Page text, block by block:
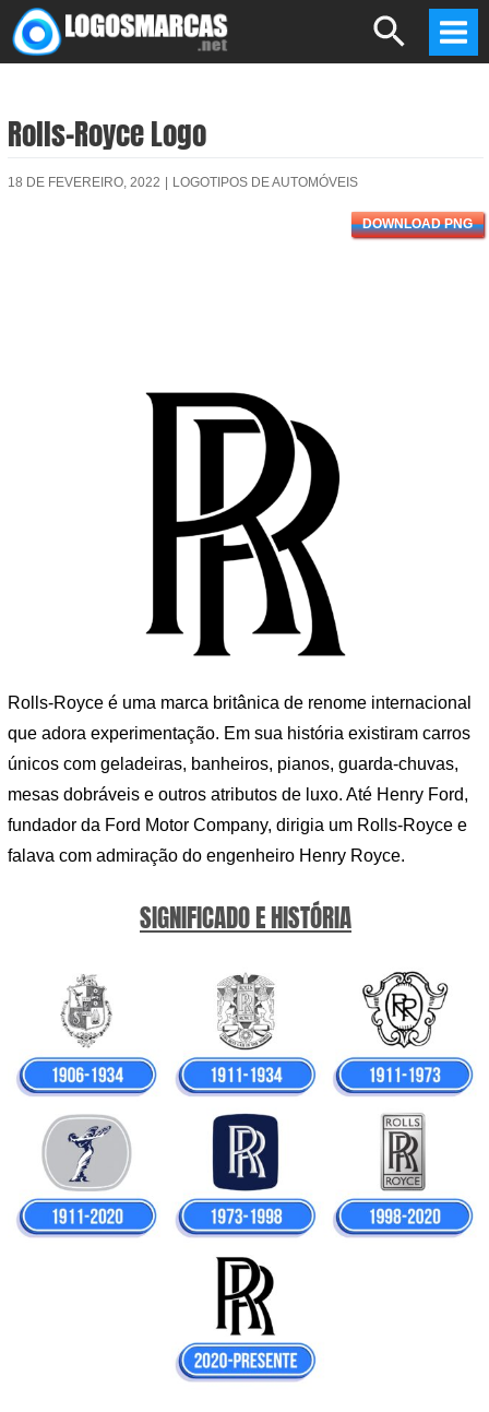
Skip
to
Search
Rolls-Royce Logo
18 DE FEVEREIRO, 2022 LOGOTIPOS DE AUTOMÓVEIS
DOWNLOAD PNG
Rolls-Royce é uma marca britânica de renome internacional
que adora experimentação. Em sua história existiram carros
únicos com geladeiras, banheiros, pianos, guarda-chuvas,
mesas dobráveis ​​e outros atributos de luxo. Até Henry Ford,
fundador da Ford Motor Company, dirigia um Rolls-Royce e
falava com admiração do engenheiro Henry Royce.
SIGNIFICADO E HISTÓRIA